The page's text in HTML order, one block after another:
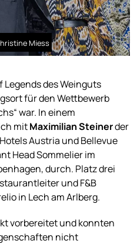
Miess
Legends des Weinguts
für den Wettbewerb
war. In einem
mitMaximilian Steinerder
Austria und Bellevue
Head Sommelier im
durch. Platz drei
und F&B
in Lech am Arlberg.
vorbereitet und konnten
nicht